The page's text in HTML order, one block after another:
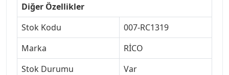
Diğer Özellikler
Stok Kodu
007-RC1319
Marka
RİCO
Stok Durumu
Var